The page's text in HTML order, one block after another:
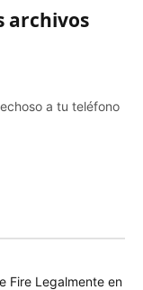
archivos
a tu teléfono
Fire Legalmente en